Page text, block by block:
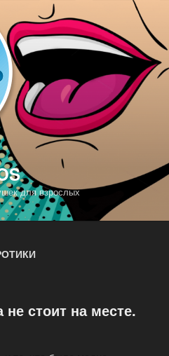
для взрослых
стоит на месте.